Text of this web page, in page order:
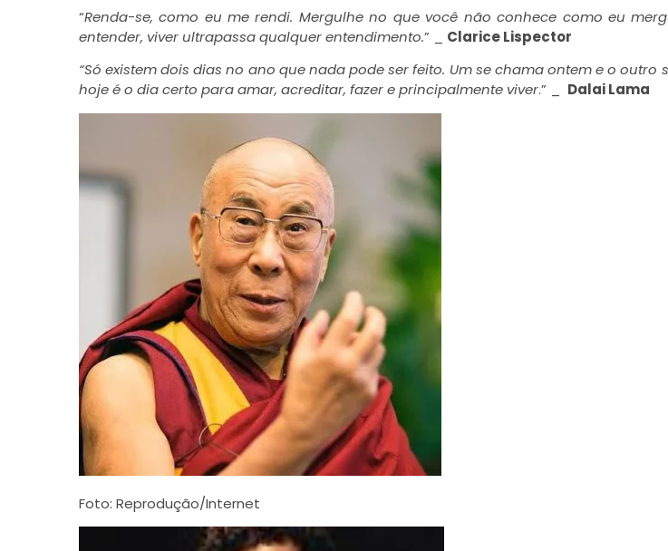
“Renda-se, como eu me rendi. Mergulhe no que você não conhece como eu
entender, viver ultrapassa qualquer entendimento.” _ Clarice Lispector
“Só existem dois dias no ano que nada pode ser feito. Um se chama ontem e o
hoje é o dia certo para amar, acreditar, fazer e principalmente viver.” _ Dalai Lama
Foto: Reprodução/Internet